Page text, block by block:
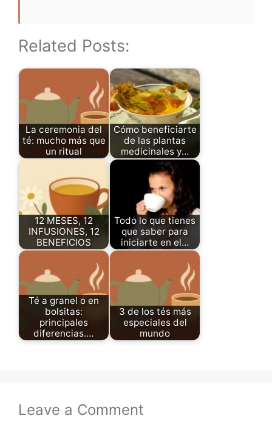
Related Posts:
La ceremonia del
té: mucho más que
un ritual
Cómo beneficiarte
de las plantas
medicinales y…
12 MESES, 12
INFUSIONES, 12
BENEFICIOS
Todo lo que tienes
que saber para
iniciarte en el…
Té a granel o en
bolsitas:
principales
diferencias.…
3 de los tés más
especiales del
mundo
Leave a Comment